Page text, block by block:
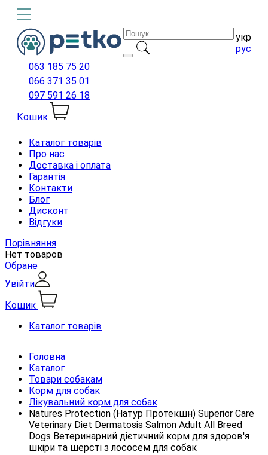
укр
рус
063 185 75 20
066 371 35 01
097 591 26 18
Кошик
Каталог товарів
Про нас
Доставка і оплата
Гарантія
Контакти
Блог
Дисконт
Відгуки
Порівняння
Нет товаров
Обране
Увійти
Кошик
Каталог товарів
Головна
Каталог
Товари собакам
Корм для собак
Лікувальний корм для собак
Natures Protection (Натур Протекшн) Superior Care
Veterinary Diet Dermatosis Salmon Adult All Breed
Dogs Ветеринарний дієтичний корм для здоров'я
шкіри та шерсті з лососем для собак